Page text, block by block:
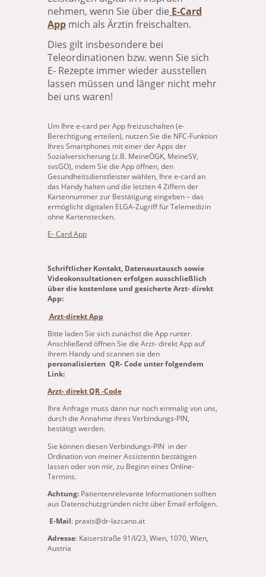
nehmen, wenn Sie über die E-Card
App mich als Ärztin freischalten.
Dies gilt insbesondere bei
Teleordinationen bzw. wenn Sie sich
E- Rezepte immer wieder ausstellen
lassen müssen und länger nicht mehr
bei uns waren!
Um Ihre e-card per App freizuschalten (e-
Berechtigung erteilen), nutzen Sie die NFC-Funktion
Ihres Smartphones mit einer der Apps der
Sozialversicherung (z.B. MeineÖGK, MeineSV,
svsGO), indem Sie die App öffnen, den
Gesundheitsdienstleister wählen, Ihre e-card an
das Handy halten und die letzten 4 Ziffern der
Kartennummer zur Bestätigung eingeben – das
ermöglicht digitalen ELGA-Zugriff für Telemedizin
ohne Kartenstecken.
E- Card App
Schriftlicher Kontakt, Datenaustausch sowie
Videokonsultationen erfolgen ausschließlich
über die kostenlose und gesicherteArzt- direkt
App:
Arzt-direkt App
Bitte laden Sie sich zunächst die App runter.
Anschließend öffnen Sie die Arzt- direkt App auf
ihrem Handy und scannen sie den
personalisierten QR- Code unter folgendem
Link:
Arzt- direkt QR -Code
Ihre Anfrage muss dann nur noch einmalig von uns,
durch die Annahme ihres Verbindungs-PIN,
bestätigt werden.
Sie können diesen Verbindungs-PIN in der
Ordination von meiner Assistentin bestätigen
lassen oder von mir, zu Beginn eines Online-
Termins.
Achtung: Patientenrelevante Informationen sollten
aus Datenschutzgründen nicht über Email erfolgen.
E-Mail: praxis@dr-lazcano.at
Adresse: Kaiserstraße 91/I/23, Wien, 1070, Wien,
Austria